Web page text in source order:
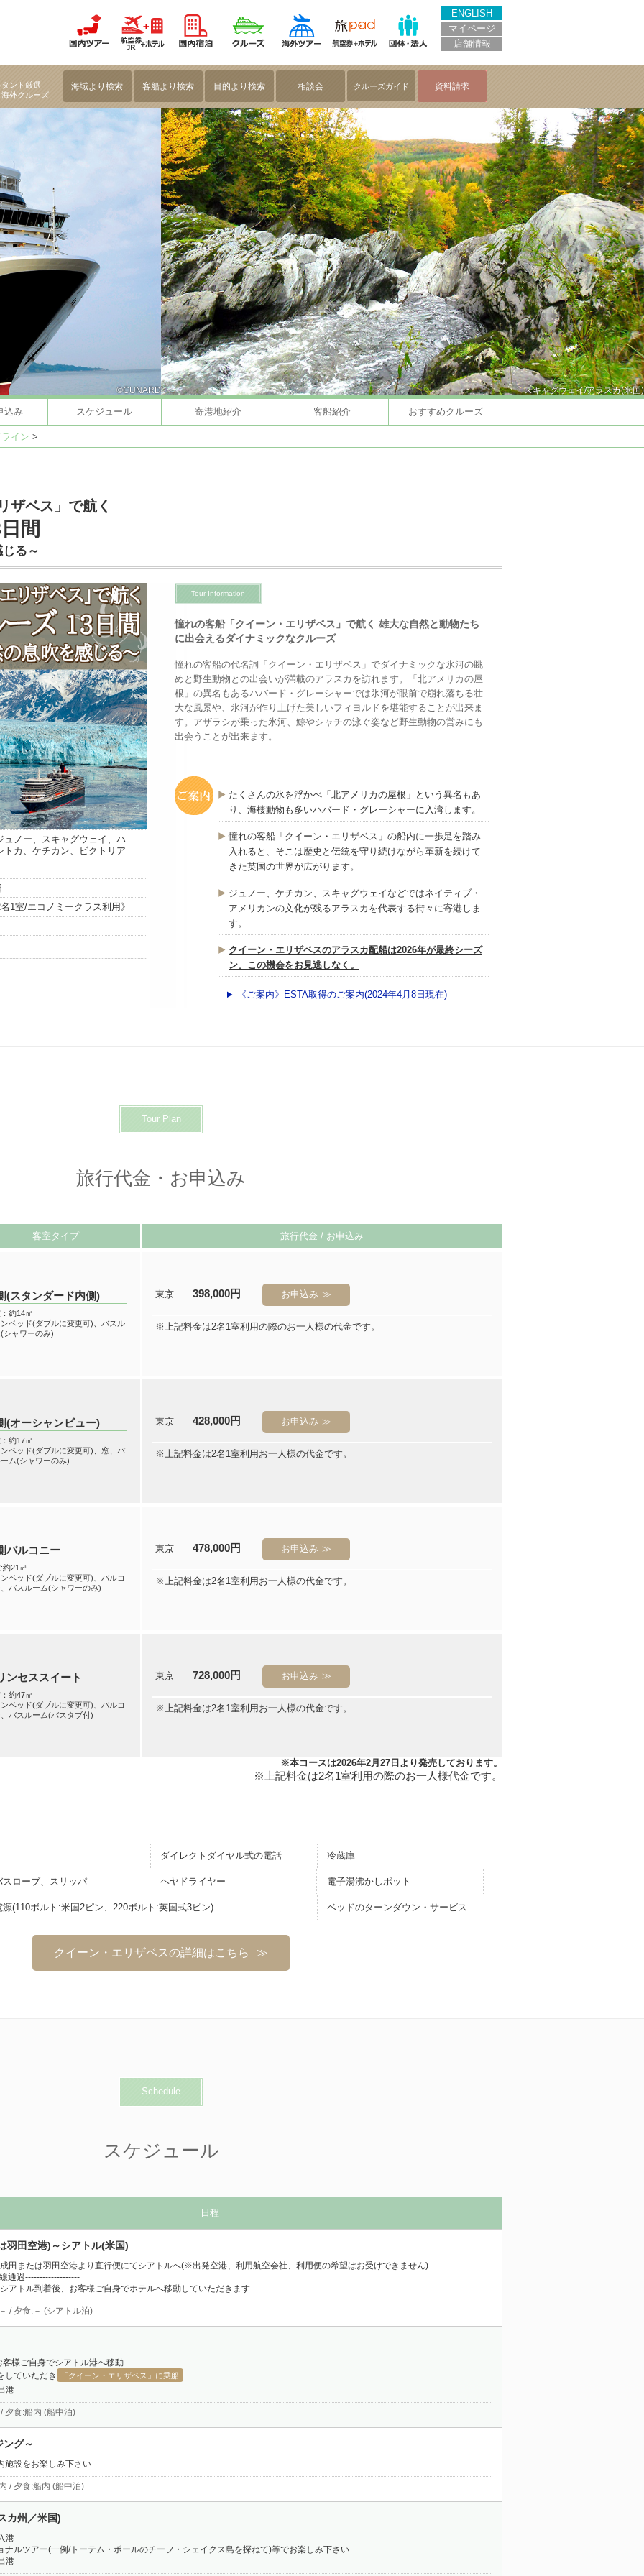
ENGLISH
マイページ
店舗情報
ント厳選
外クルーズ
海域より検索 客船より検索 目的より検索 相談会 クルーズガイド 資料請求
©CUNARD スキャグウェイ/アラスカ(米国)
込み スケジュール 寄港地紹介 客船紹介 おすすめクルーズ
イン >
ザベス」で航く
間
る～
ノー、スキャグウェイ、ハ
カ、ケチカン、ビクトリア
1室/エコノミークラス利用》
Tour Information
憧れの客船「クイーン・エリザベス」で航く 雄大な自然と動物たち
に出会えるダイナミックなクルーズ
憧れの客船の代名詞「クイーン・エリザベス」でダイナミックな氷河の眺
めと野生動物との出会いが満載のアラスカを訪れます。「北アメリカの屋
根」の異名もあるハバード・グレーシャーでは氷河が眼前で崩れ落ちる壮
大な風景や、氷河が作り上げた美しいフィヨルドを堪能することが出来ま
す。アザラシが乗った氷河、鯨やシャチの泳ぐ姿など野生動物の営みにも
出会うことが出来ます。
たくさんの氷を浮かべ「北アメリカの屋根」という異名もあ
り、海棲動物も多いハバード・グレーシャーに入湾します。
憧れの客船「クイーン・エリザベス」の船内に一歩足を踏み
入れると、そこは歴史と伝統を守り続けながら革新を続けて
きた英国の世界が広がります。
ジュノー、ケチカン、スキャグウェイなどではネイティブ・
アメリカンの文化が残るアラスカを代表する街々に寄港しま
す。
クイーン・エリザベスのアラスカ配船は2026年が最終シーズ
ン。この機会をお見逃しなく。
《ご案内》ESTA取得のご案内(2024年4月8日現在)
Tour Plan
旅行代金・お申込み
客室タイプ 旅行代金 / お申込み
(スタンダード内側)
約14㎡
ベッド(ダブルに変更可)、バスル
シャワーのみ)
東京 398,000円 お申込み
※上記料金は2名1室利用の際のお一人様の代金です。
(オーシャンビュー)
約17㎡
ベッド(ダブルに変更可)、窓、バ
ム(シャワーのみ)
東京 428,000円 お申込み
※上記料金は2名1室利用お一人様の代金です。
バルコニー
約21㎡
ベッド(ダブルに変更可)、バルコ
バスルーム(シャワーのみ)
東京 478,000円 お申込み
※上記料金は2名1室利用お一人様の代金です。
ンセススイート
約47㎡
ベッド(ダブルに変更可)、バルコ
バスルーム(バスタブ付)
東京 728,000円 お申込み
※上記料金は2名1室利用お一人様の代金です。
※本コースは2026年2月27日より発売しております。
ダイレクトダイヤル式の電話 冷蔵庫
スローブ、スリッパ ヘヤドライヤー 電子湯沸かしポット
源(110ボルト:米国2ピン、220ボルト:英国式3ピン) ベッドのターンダウン・サービス
クイーン・エリザベスの詳細はこちら
Schedule
スケジュール
日程
羽田空港)～シアトル(米国)
田または羽田空港より直行便にてシアトルへ(※出発空港、利用航空会社、利用便の希望はお受けできません)
通過-------------------
アトル到着後、お客様ご自身でホテルへ移動していただきます
/ 夕食:－ (シアトル泊)
客様ご自身でシアトル港へ移動
していただき
「クイーン・エリザベス」に乗船
港
夕食:船内 (船中泊)
ング～
施設をお楽しみ下さい
/ 夕食:船内 (船中泊)
カ州／米国)
港
ナルツアー(一例/トーテム・ポールのチーフ・シェイクス島を探ねて)等でお楽しみ下さい
港